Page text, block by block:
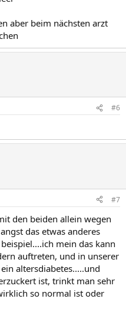
aber beim nächsten arzt
#6
#7
den beiden allein wegen
das etwas anderes
mein das kann
auftreten, und in unserer
altersdiabetes.....und
ist, trinkt man sehr
so normal ist oder